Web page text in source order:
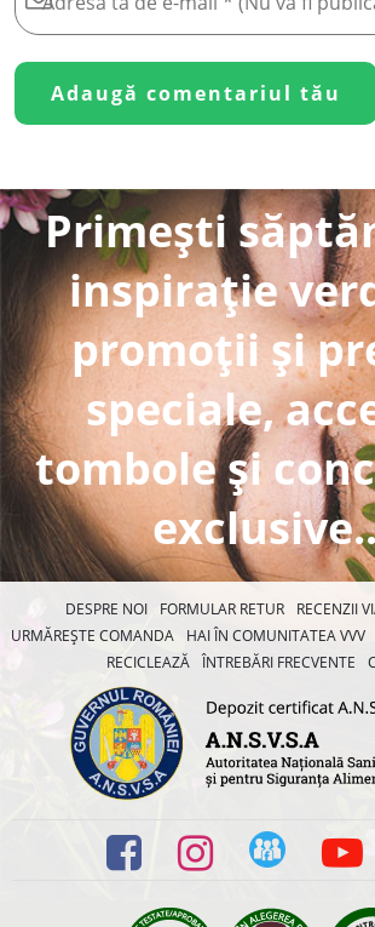
Primești
inspirație
promoții și
speciale,
tombole și
DESPRE NOI FORMULAR RETUR
RECENZII
URMĂREȘTE COMANDA
HAI ÎN COMUNITATEA VVV
RECICLEAZĂ ÎNTREBĂRI FRECVENTE